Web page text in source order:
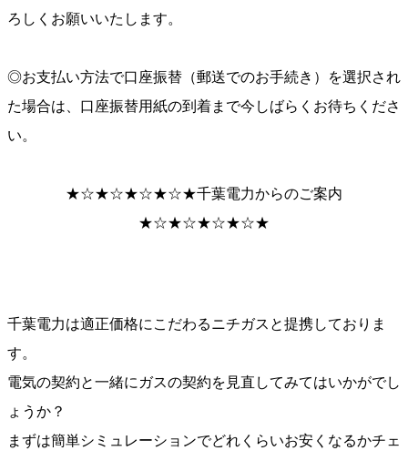
ろしくお願いいたします。
◎お支払い方法で口座振替（郵送でのお手続き）を選択され
た場合は、口座振替用紙の到着まで今しばらくお待ちくださ
い。
★☆★☆★☆★☆★千葉電力からのご案内
★☆★☆★☆★☆★
千葉電力は適正価格にこだわるニチガスと提携しておりま
す。
電気の契約と一緒にガスの契約を見直してみてはいかがでし
ょうか？
まずは簡単シミュレーションでどれくらいお安くなるかチェ